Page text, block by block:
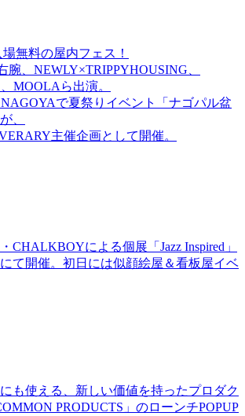
無料の屋内フェス！
腕、NEWLY×TRIPPYHOUSING、
MOOLAら出演。
で夏祭りイベント「ナゴパル盆
、
主催企画として開催。
CHALKBOYによる個展「Jazz Inspired」
て開催。初日には似顔絵屋＆看板屋イベ
も使える、新しい価値を持ったプロダク
PRODUCTS」のローンチPOPUP